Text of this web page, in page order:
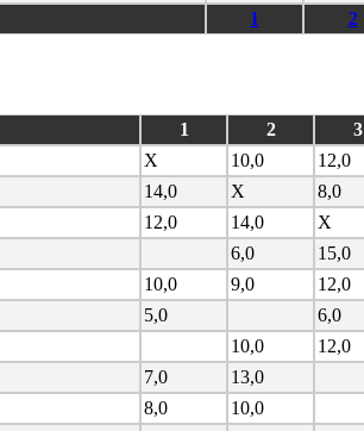
1 2
1 2 3
X 10,0 12,0
14,0 X 8,0
12,0 14,0 X
6,0 15,0
10,0 9,0 12,0
5,0 6,0
10,0 12,0
7,0 13,0
8,0 10,0